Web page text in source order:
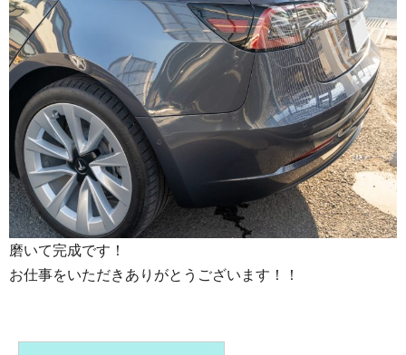
磨いて完成です！
お仕事をいただきありがとうございます！！